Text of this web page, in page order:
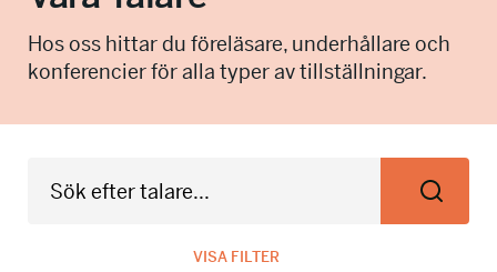
info@talkingminds.se
Hos oss hittar du föreläsare, underhållare och
konferencier för alla typer av tillställningar.
VISA FILTER